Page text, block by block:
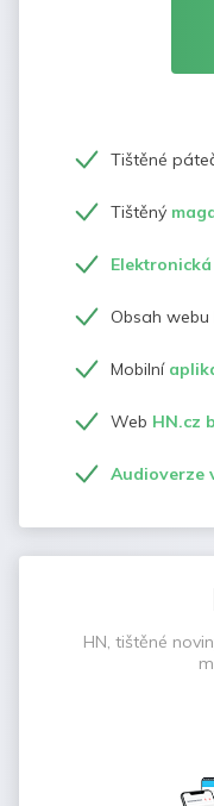
Tištěné
Tištěný
Obsah
Mobilní
Web HN.cz
Audioverze
HN, tištěné